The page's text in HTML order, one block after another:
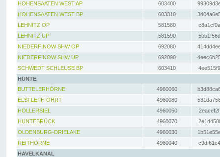
HOHENSAATEN WEST AP
603400
HOHENSAATEN WEST BP
603310
LEHNITZ OP
581580
LEHNITZ UP
581590
NIEDERFINOW SHW OP
692080
NIEDERFINOW SHW UP
692090
SCHWEDT SCHLEUSE BP
603410
HUNTE
BUTTELERHÖRNE
4960060
ELSFLETH OHRT
4960080
HOLLERSIEL
4960050
HUNTEBRÜCK
4960070
OLDENBURG-DRIELAKE
4960030
REITHÖRNE
4960040
HAVELKANAL